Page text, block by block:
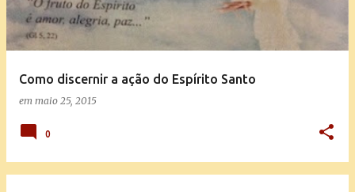
Como discernir a ação do Espírito Santo
em maio 25, 2015
0